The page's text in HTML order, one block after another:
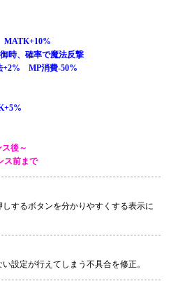
時、確率で魔法反撃
+2% MP消費-50%
後～
ス前まで
するボタンを分かりやすくする表示に
設定が行えてしまう不具合を修正。